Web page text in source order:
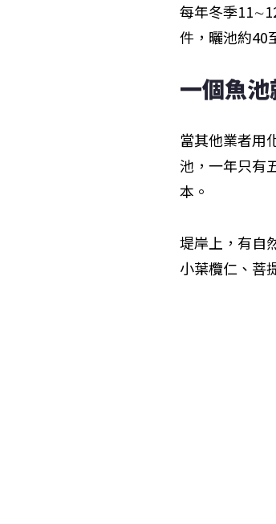
每年冬季
件，曬池約40
一個魚
當其他業者用
池，一年只有
本。
堤岸上，有自
小葉欖仁、菩